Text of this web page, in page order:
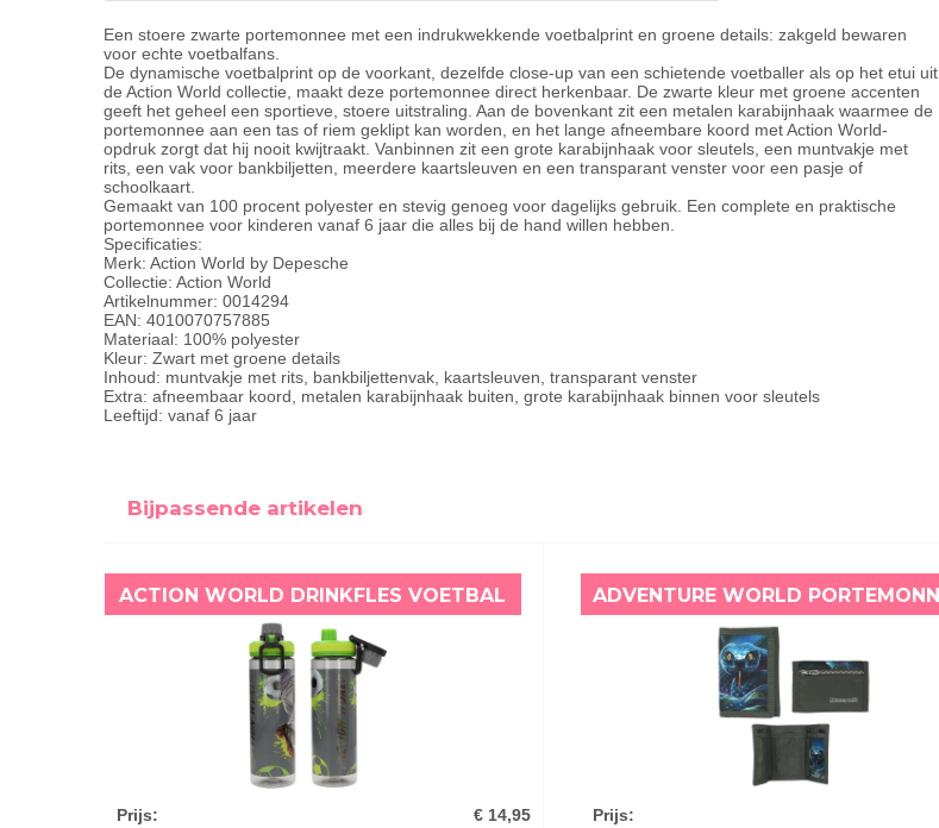
Een stoere zwarte portemonnee met een indrukwekkende voetbalprint en groene details: zakgeld bewaren
voor echte voetbalfans.
De dynamische voetbalprint op de voorkant, dezelfde close-up van een schietende voetballer als op het etui uit
de Action World collectie, maakt deze portemonnee direct herkenbaar. De zwarte kleur met groene accenten
geeft het geheel een sportieve, stoere uitstraling. Aan de bovenkant zit een metalen karabijnhaak waarmee de
portemonnee aan een tas of riem geklipt kan worden, en het lange afneembare koord met Action World-
opdruk zorgt dat hij nooit kwijtraakt. Vanbinnen zit een grote karabijnhaak voor sleutels, een muntvakje met
rits, een vak voor bankbiljetten, meerdere kaartsleuven en een transparant venster voor een pasje of
schoolkaart.
Gemaakt van 100 procent polyester en stevig genoeg voor dagelijks gebruik. Een complete en praktische
portemonnee voor kinderen vanaf 6 jaar die alles bij de hand willen hebben.
Specificaties:
Merk: Action World by Depesche
Collectie: Action World
Artikelnummer: 0014294
EAN: 4010070757885
Materiaal: 100% polyester
Kleur: Zwart met groene details
Inhoud: muntvakje met rits, bankbiljettenvak, kaartsleuven, transparant venster
Extra: afneembaar koord, metalen karabijnhaak buiten, grote karabijnhaak binnen voor sleutels
Leeftijd: vanaf 6 jaar
Bijpassende artikelen
ACTION WORLD DRINKFLES VOETBAL
Prijs: € 14,95 Prijs: